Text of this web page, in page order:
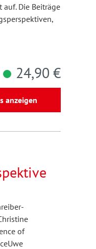
Die Beiträge
24,90 €
anzeigen
of